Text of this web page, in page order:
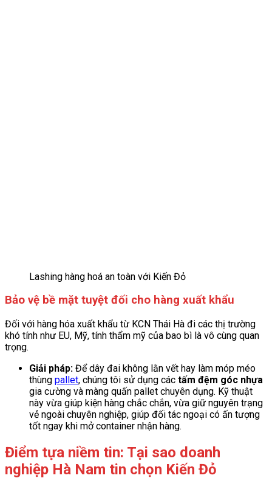
Lashing hàng hoá an toàn với Kiến Đỏ
Bảo vệ bề mặt tuyệt đối cho hàng xuất khẩu
Đối với hàng hóa xuất khẩu từ KCN Thái Hà đi các thị trường
khó tính như EU, Mỹ, tính thẩm mỹ của bao bì là vô cùng quan
trọng.
Giải pháp: Để dây đai không lằn vết hay làm móp méo
thùng pallet, chúng tôi sử dụng các tấm đệm góc nhựa
gia cường và màng quấn pallet chuyên dụng. Kỹ thuật
này vừa giúp kiện hàng chắc chắn, vừa giữ nguyên trạng
vẻ ngoài chuyên nghiệp, giúp đối tác ngoại có ấn tượng
tốt ngay khi mở container nhận hàng.
Điểm tựa niềm tin: Tại sao doanh
nghiệp Hà Nam tin chọn Kiến Đỏ